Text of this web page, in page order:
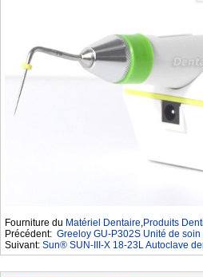
Fourniture du Matériel Dentaire,Produits
Précédent: Greeloy GU-P302S Unité de
Suivant: Sun® SUN-III-X 18-23L Autoclave